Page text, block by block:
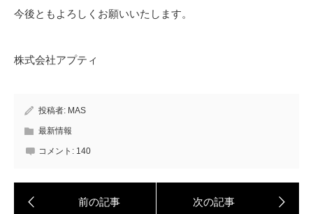
今後ともよろしくお願いいたします。
株式会社アプティ
投稿者: MAS
最新情報
コメント: 140